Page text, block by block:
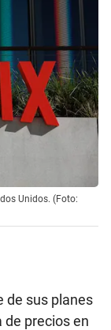
Unidos. (Foto:
de sus planes
de precios en